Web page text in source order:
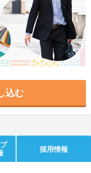
よくある質問
不明点があればこちら
込む
採用情報